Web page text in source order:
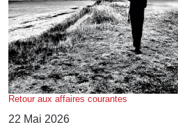
Retour aux affaires courantes
22 Mai 2026